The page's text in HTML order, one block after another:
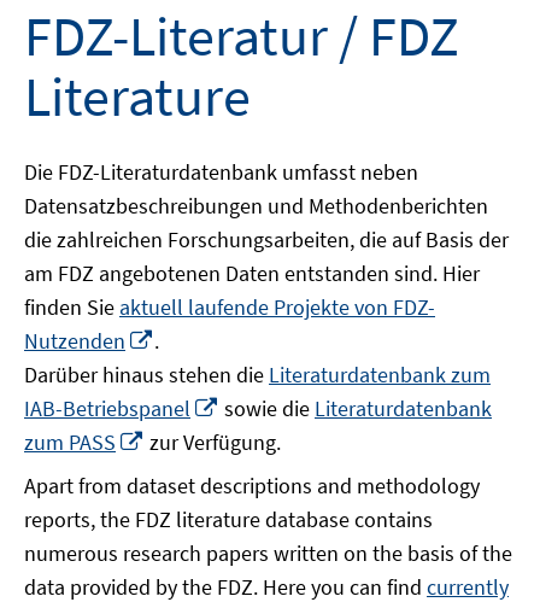
FDZ-Literatur / FDZ
Literature
Die FDZ-Literaturdatenbank umfasst neben
Datensatzbeschreibungen und Methodenberichten
die zahlreichen Forschungsarbeiten, die auf Basis der
am FDZ angebotenen Daten entstanden sind. Hier
finden Sie aktuell laufende Projekte von FDZ-
Nutzenden
neuem
Fenster
öffnen
.
Darüber hinaus stehen die Literaturdatenbank zum
IAB-Betriebspanel
In
neuem
Fenster
öffnen
sowie die Literaturdatenbank
zum PASS
In
Fenster
öffnen
zur Verfügung.
Apart from dataset descriptions and methodology
reports, the FDZ literature database contains
numerous research papers written on the basis of the
data provided by the FDZ. Here you can find currently